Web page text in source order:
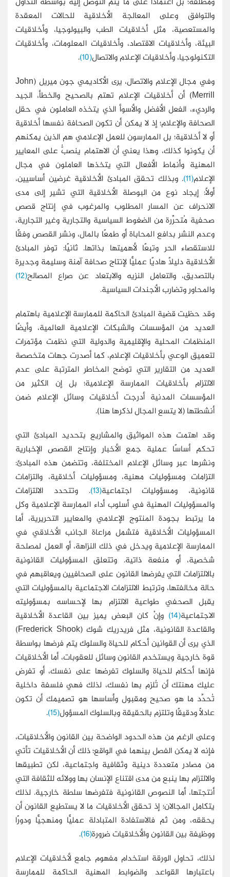
والتوافق وعلى المعالجة الأخلاقية للحالات المعقدة
والمستعصية، مثل أخلاقيات الطب والبيولوجيا، وأخلاقيات
البيئة، وأخلاقيات الاقتصاد، وأخلاقيات المعلومات، وأخلاقيات
التكنولوجيا، وأخلاقيات الإعلام والاتصال(10)
.
وفي مجال الإعلام والاتصال، يرى الأكاديمي جون ميريل (John
Merrill) أن أخلاقيات الإعلام تهتم بالصحيح والخطأ، الجيد
والرديء، الفعل الأفضل والأسوأ الذي يتخذه العاملون في حقل
الصحافة والإعلام؛ إذ لا يمكن أن تكون الصحافة نفسها أخلاقية
أو لا أخلاقية؛ بل الممارسون للعمل الإعلامي هم الذين يمكنهم
أن يكونوا كذلك، وهذا يعني أن الاهتمام ينصبُّ على المعايير
المهنية وأنماط الأفعال التي يتخذها العاملون في مجال
الإعلام(11) . وبذلك تحقق المبادئ الأخلاقية غرضين أساسيين،
أولًا: إيجاد نوع من البوصلة الأخلاقية التي تشير إلى مدى
الانحراف عن المسار المطلوب والمرغوب في إنتاج قصص
صحفية مُتحرِّرة من الضغوط السياسية والتجارية وغير التجارية،
وعدم النشر بدافع المحاباة أو طمعًا بالمال، ونشر القصص وفقًا
للاستقصاء الحر وتبعًا لأهميتها بذاتها. ثانيًا: توفر المبادئ
الأخلاقية دليلًا هاديًا عمليًّا لإنتاج صحافة آمنة وسليمة وجديرة
بالتصديق، والتعامل النزيه والابتعاد عن صراع المصالح(12)
والمحاور وتضارب الأجندات السياسية.
وقد حظيت قضية المبادئ الحاكمة للممارسة الإعلامية باهتمام
العديد من المؤسسات والشبكات الإعلامية العالمية، وأيضًا
المنظمات المحلية والإقليمية والدولية التي نظمت مؤتمرات
لتعميق الوعي بأخلاقيات الإعلام، كما أصدرت جهات متخصصة
العديد من التقارير التي توضح المخاطر المترتبة على عدم
الالتزام بأخلاقيات الممارسة الإعلامية؛ بل إن الكثير من
المؤسسات المدنية أدرجت أخلاقيات وسائل الإعلام ضمن
أنشطتها (لا يتسع المجال لذكرها هنا).
وقد اهتمت هذه المواثيق والمشاريع بتحديد المبادئ التي
تحكم أساسًا عملية جمع الأخبار وإنتاج القصص الإخبارية
ونشرها عبر وسائل الإعلام المختلفة، وتتضمن هذه المبادئ:
التزامات ومسؤوليات مهنية، ومسؤوليات أخلاقية، والتزامات
قانونية، ومسؤوليات اجتماعية(13)
. وتتحدد الالتزامات
والمسؤوليات المهنية في أسلوب أداء الممارسة الإعلامية وكل
ما يرتبط بجودة المنتوج الإعلامي والمعايير التحريرية، أما
المسؤوليات الأخلاقية فتشمل مراعاة الجانب الأخلاقي في
الممارسة الإعلامية ويدخل في ذلك النزاهة، أو العمل لمصلحة
شخصية، أو منفعة ذاتية. وتتعلق المسؤوليات القانونية
بالالتزامات التي يفرضها القانون على الصحافيين ويعاقبهم في
حالة مخالفتها، وترتبط الالتزامات الاجتماعية بالمسؤوليات التي
يقبل الصحفي طواعية الالتزام بها لإحساسه بمسؤوليته
الاجتماعية(14)
وإِنْ كان البعض يميز بين القاعدة الأخلاقية
والقاعدة القانونية، مثل فريدريك شوك (Frederick Shook)
الذي يرى أن القوانين أحكام للحياة والسلوك يتم فرضها بواسطة
قوة خارجية ويستخدم القانون وسائل للعقوبات، أما الأخلاقيات
فإنها أحكام للحياة والسلوك تفرضها على نفسك، أو تفرض
عليك مهنتك أن تُلزم بها نفسك، لذلك فهي فلسفة داخلية
تُحدِّد ما هو صحيح ومقبول وأساسها هو تصميمك أن تكون
عادلًا ودقيقًا وتلتزم بالحقيقة وبالسلوك المسؤول(15)
.
وعلى الرغم من هذه الحدود الواضحة بين القانون والأخلاقيات،
فإنه لا يمكن الفصل بينهما في الواقع؛ ذلك أن الأخلاقيات تأتي
من مصادر متعددة دينية وثقافية واجتماعية، لكن تطبيقها
والالتزام بها ينبع من مدى اقتناع الإنسان بها وولائه للثقافة التي
أنتجتها، أما النصوص القانونية فتفرضها سلطة خارجية. لذلك
يتكامل المجالان؛ إذ تحقق الأخلاقيات ما لا يستطيع القانون أن
يحققه، ومن ثم فالاستفادة المتبادلة عمليًّا ومنهجيًّا ودورًا
ووظيفة بين القانون والأخلاقيات ضرورة(16)
.
لذلك، تحاول الورقة استخدام مفهوم جامع لأخلاقيات الإعلام
باعتبارها القواعد والضوابط المهنية الحاكمة للممارسة